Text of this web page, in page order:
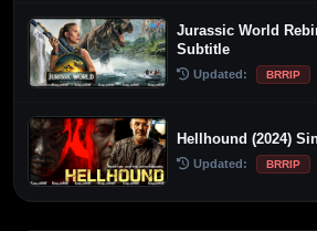
Jurassic World
Subtitle
Updated: BRRIP
Hellhound (2024)
Updated: BRRIP